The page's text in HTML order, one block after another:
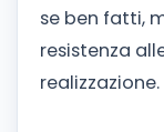
se ben fatti,
resistenza
realizzazione.